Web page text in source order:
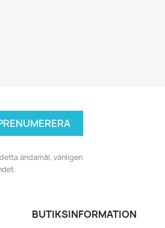
ändamål, vänligen
BUTIKSINFORMATION